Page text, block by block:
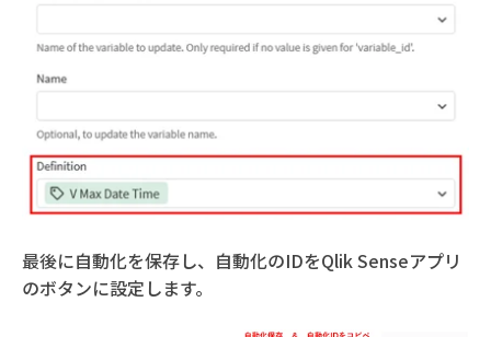
最後に自動化を保存し、自動化のIDをQlik Senseアプリ
のボタンに設定します。